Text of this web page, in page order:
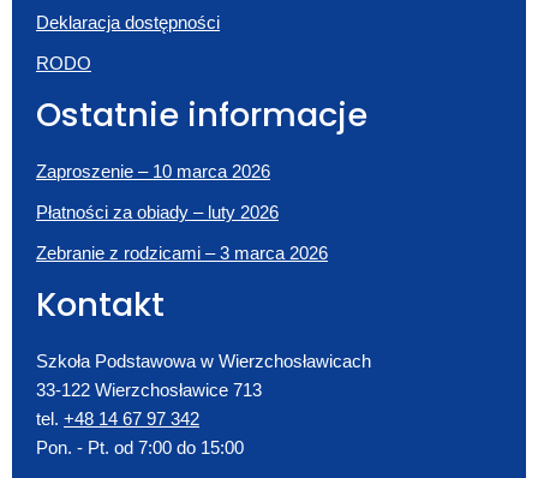
Deklaracja dostępności
RODO
Ostatnie informacje
Zaproszenie – 10 marca 2026
Płatności za obiady – luty 2026
Zebranie z rodzicami – 3 marca 2026
Kontakt
Szkoła Podstawowa w Wierzchosławicach
33-122 Wierzchosławice 713
tel. +48 14 67 97 342
Pon. - Pt. od 7:00 do 15:00